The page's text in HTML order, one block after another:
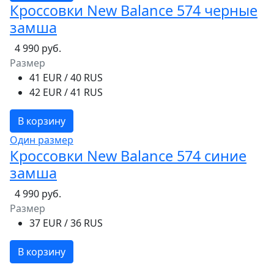
Кроссовки New Balance 574 черные
замша
4 990 руб.
Размер
41 EUR / 40 RUS
42 EUR / 41 RUS
В корзину
Один размер
Кроссовки New Balance 574 синие
замша
4 990 руб.
Размер
37 EUR / 36 RUS
В корзину